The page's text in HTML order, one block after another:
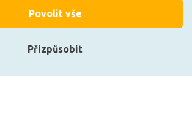
Ze stejné kolekce
Přizpůsobit
Povolit vše